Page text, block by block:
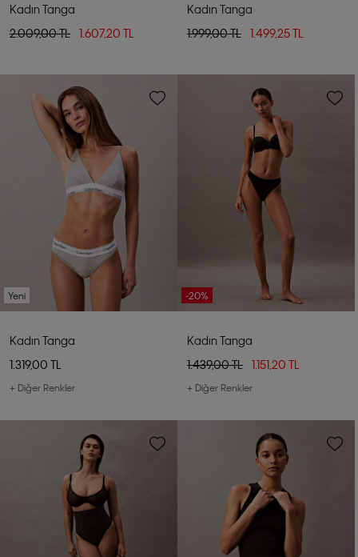
Kadın Tanga
2.009,00 TL
1.607,20 TL
Kadın Tanga
1.999,00 TL
1.499,25 TL
Yeni
Kadın Tanga
1.319,00 TL
+ Diğer Renkler
-20%
Kadın Tanga
1.439,00 TL
1.151,20 TL
+ Diğer Renkler